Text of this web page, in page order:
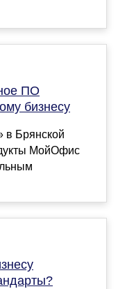
ПО
бизнесу
в Брянской
МойОфис